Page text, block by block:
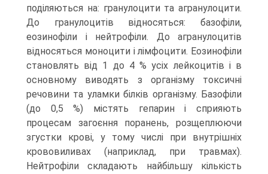
поділяються на: гранулоцити та агранулоцити.
До гранулоцитів відносяться: базофіли,
еозинофіли і нейтрофіли. До агранулоцитів
відносяться моноцити і лімфоцити. Еозинофіли
становлять від 1 до 4 % усіх лейкоцитів і в
основному виводять з організму токсичні
речовини та уламки білків організму. Базофіли
(до 0,5 %) містять гепарин і сприяють
процесам загоєння поранень, розщеплюючи
згустки крові, у тому числі при внутрішніх
крововиливах (наприклад, при травмах).
Нейтрофіли складають найбільшу кількість